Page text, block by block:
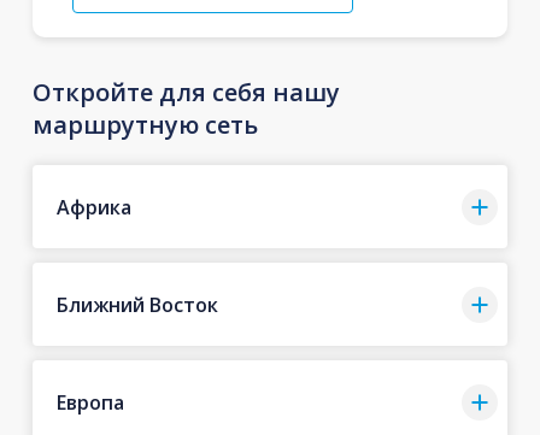
Откройте для себя нашу
маршрутную сеть
Африка
Ближний Восток
Европа